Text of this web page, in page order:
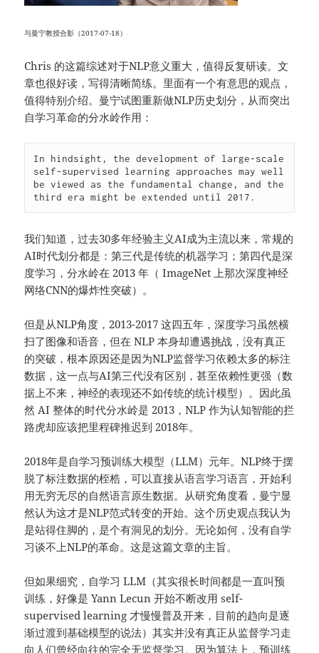
与曼宁教授合影（2017-07-18）
Chris 的这篇综述对于NLP意义重大，值得反复研读。文
章也很好读，写得清晰简练。里面有一个有意思的观点，
值得特别介绍。曼宁试图重新做NLP历史划分，从而突出
自学习革命的分水岭作用：
In hindsight, the development of large-scale
self-supervised learning approaches may well
be viewed as the fundamental change, and the
third era might be extended until 2017.
我们知道，过去30多年经验主义AI成为主流以来，常规的
AI时代划分都是：第三代是传统的机器学习；第四代是深
度学习，分水岭在 2013 年（ ImageNet 上那次深度神经
网络CNN的爆炸性突破）。
但是从NLP角度，2013-2017 这四五年，深度学习虽然横
扫了图像和语音，但在 NLP 本身却遭遇挑战，没有真正
的突破，根本原因还是因为NLP监督学习依赖太多的标注
数据，这一点与AI第三代没有区别，甚至依赖性更强（数
据上不来，神经的表现还不如传统的统计模型）。因此虽
然 AI 整体的时代分水岭是 2013，NLP 作为认知智能的拦
路虎却应该把里程碑推迟到 2018年。
2018年是自学习预训练大模型（LLM）元年。NLP终于摆
脱了标注数据的桎梏，可以直接从语言学习语言，开始利
用无穷无尽的自然语言原生数据。从研究角度看，曼宁显
然认为这才是NLP范式转变的开始。这个历史观点我认为
是站得住脚的，是个有洞见的划分。无论如何，没有自学
习谈不上NLP的革命。这是这篇文章的主旨。
但如果细究，自学习 LLM（其实很长时间都是一直叫预
训练，好像是 Yann Lecun 开始不断改用 self-
supervised learning 才慢慢普及开来，目前的趋向是逐
渐过渡到基础模型的说法）其实并没有真正从监督学习走
向人们曾经向往的完全无监督学习。因为算法上，预训练